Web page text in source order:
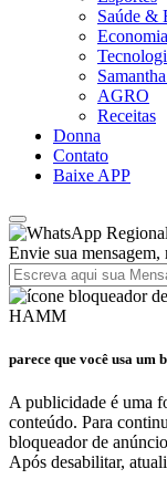
Saúde &
Economia
AGRO
Receitas
Donna
Contato
Baixe APP
Envie sua mensagem,
HAMM
parece que você usa um
A publicidade é uma
conteúdo. Para
bloqueador de
Após desabilitar,